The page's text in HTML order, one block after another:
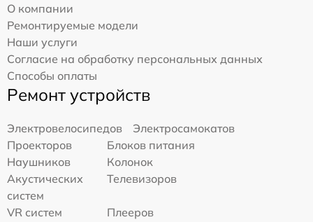
О компании
Ремонтируемые модели
Наши услуги
Согласие на обработку персональных данных
Способы оплаты
Ремонт устройств
Электровелосипедов
Электросамокатов
Проекторов
Блоков питания
Наушников
Колонок
Акустических
систем
Телевизоров
VR систем
Плееров